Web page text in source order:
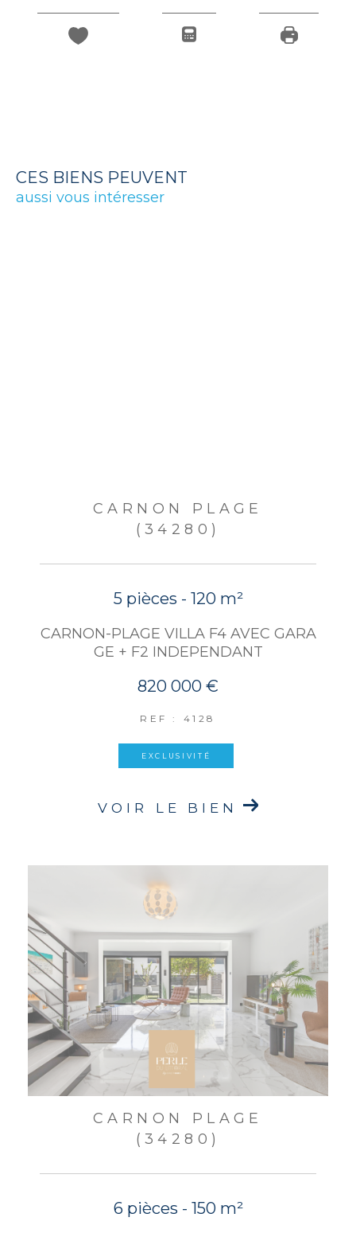
CES BIENS PEUVENT
aussi vous intéresser
CARNON PLAGE
(34280)
5 pièces - 120 m²
CARNON-PLAGE VILLA F4 AVEC GARA
GE + F2 INDEPENDANT
820 000 €
REF : 4128
EXCLUSIVITÉ
VOIR LE BIEN
CARNON PLAGE
(34280)
6 pièces - 150 m²